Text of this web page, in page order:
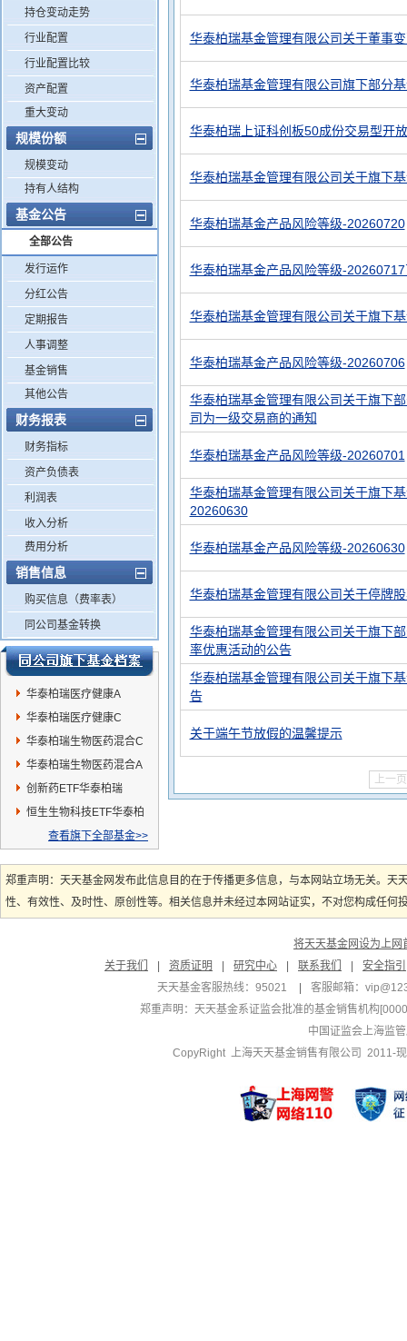
持仓变动走势
行业配置
行业配置比较
资产配置
重大变动
规模份额
规模变动
持有人结构
基金公告
全部公告
发行运作
分红公告
定期报告
人事调整
基金销售
其他公告
财务报表
财务指标
资产负债表
利润表
收入分析
费用分析
销售信息
购买信息（费率表）
同公司基金转换
华泰柏瑞医疗健康A
华泰柏瑞医疗健康C
华泰柏瑞生物医药混合C
华泰柏瑞生物医药混合A
创新药ETF华泰柏瑞
恒生生物科技ETF华泰柏
查看旗下全部基金>>
华泰柏瑞基金管理有限公司关于董事
华泰柏瑞基金管理有限公司旗下部分
华泰柏瑞上证科创板50成份交易型开
华泰柏瑞基金管理有限公司关于旗下
华泰柏瑞基金产品风险等级-20260720
华泰柏瑞基金产品风险等级-
华泰柏瑞基金管理有限公司关于旗下
华泰柏瑞基金产品风险等级-20260706
华泰柏瑞基金管理有限公司关于旗下
司为一级交易商的通知
华泰柏瑞基金产品风险等级-20260701
华泰柏瑞基金管理有限公司关于旗下
20260630
华泰柏瑞基金产品风险等级-20260630
华泰柏瑞基金管理有限公司关于停牌
华泰柏瑞基金管理有限公司关于旗下
率优惠活动的公告
华泰柏瑞基金管理有限公司关于旗下
告
关于端午节放假的温馨提示
上一页
郑重声明：天天基金网发布此信息目的在于传播更多信息，与本网站立场无关。
性、有效性、及时性、原创性等。相关信息并未经过本网站证实，不对您构成任
将天天基金网设为上网
关于我们
资质证明 研究中心 联系我们
安全指引
天天基金客服热线：95021
客服邮箱：
郑重声明： 天天基金系证监会批准的基金销售机构
中国证监会上海监
CopyRight 上海天天基金销售有限公司 2011-